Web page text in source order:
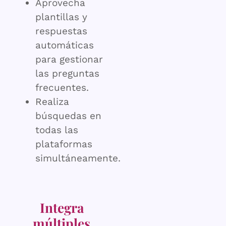
Aprovecha
plantillas y
respuestas
automáticas
para gestionar
las preguntas
frecuentes.
Realiza
búsquedas en
todas las
plataformas
simultáneamente.
Integra